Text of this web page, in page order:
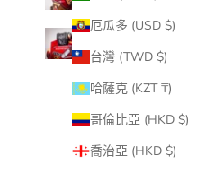
厄瓜多 (USD $)
台灣 (TWD $)
哈薩克 (KZT ₸)
哥倫比亞 (HKD $)
喬治亞 (HKD $)